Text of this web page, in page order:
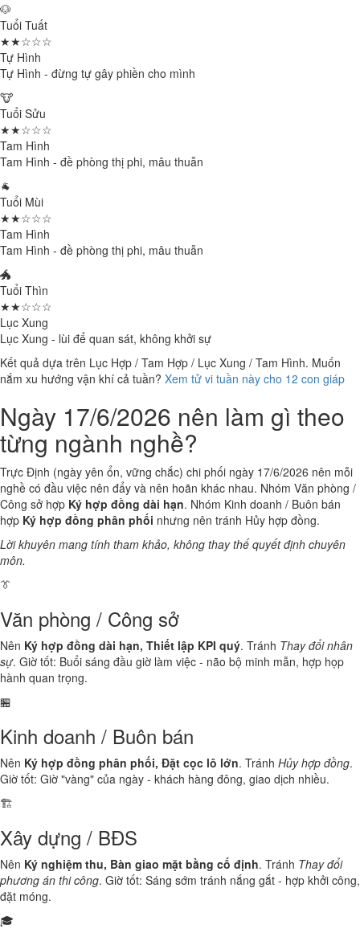
🐶
Tuổi Tuất
★★☆☆☆
Tự Hình
Tự Hình - đừng tự gây phiền cho mình
🐮
Tuổi Sửu
★★☆☆☆
Tam Hình
Tam Hình - đề phòng thị phi, mâu thuẫn
🐐
Tuổi Mùi
★★☆☆☆
Tam Hình
Tam Hình - đề phòng thị phi, mâu thuẫn
🐲
Tuổi Thìn
★★☆☆☆
Lục Xung
Lục Xung - lùi để quan sát, không khởi sự
Kết quả dựa trên Lục Hợp / Tam Hợp / Lục Xung / Tam Hình. Muốn
nắm xu hướng vận khí cả tuần? Xem tử vi tuần này cho 12 con giáp
Ngày 17/6/2026 nên làm gì theo
từng ngành nghề?
Trực Định (ngày yên ổn, vững chắc) chi phối ngày 17/6/2026 nên mỗi
nghề có đầu việc nên đẩy và nên hoãn khác nhau. Nhóm Văn phòng /
Công sở hợp Ký hợp đồng dài hạn. Nhóm Kinh doanh / Buôn bán
hợp Ký hợp đồng phân phối nhưng nên tránh Hủy hợp đồng.
Lời khuyên mang tính tham khảo, không thay thế quyết định chuyên
môn.
👔
Văn phòng / Công sở
Nên Ký hợp đồng dài hạn, Thiết lập KPI quý. Tránh Thay đổi nhân
sự. Giờ tốt: Buổi sáng đầu giờ làm việc - não bộ minh mẫn, hợp họp
hành quan trọng.
🏪
Kinh doanh / Buôn bán
Nên Ký hợp đồng phân phối, Đặt cọc lô lớn. Tránh Hủy hợp đồng.
Giờ tốt: Giờ "vàng" của ngày - khách hàng đông, giao dịch nhiều.
🏗️
Xây dựng / BĐS
Nên Ký nghiệm thu, Bàn giao mặt bằng cố định. Tránh Thay đổi
phương án thi công. Giờ tốt: Sáng sớm tránh nắng gắt - hợp khởi công,
đặt móng.
🎓